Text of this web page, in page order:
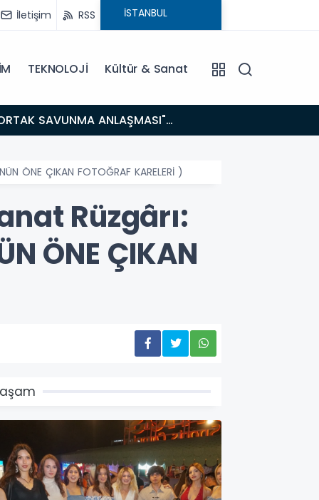
İletişim RSS
TEKNOLOJİ Kültür & Sanat
ÖNE ÇIKAN FOTOĞRAF KARELERİ )
Rüzgârı:
ÖNE ÇIKAN